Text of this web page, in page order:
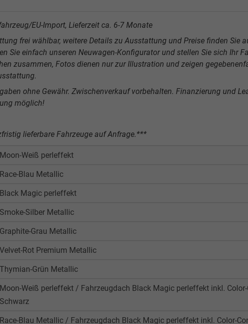
EU-Import, Lieferzeit ca. 6-7 Monate
frei wählbar, weitere Details zu Ausstattung und Preise finden Sie
Sie einfach unseren Neuwagen-Konfigurator und stellen Sie sich Ihr
zusammen, Fotos dienen nur zur Illustration und zeigen
ohne Gewähr. Zwischenverkauf vorbehalten. Finanzierung und
möglich!
lieferbare Fahrzeuge auf Anfrage.***
Moon-Weiß perleffekt
Race-Blau Metallic
Black Magic perleffekt
Smoke-Silber Metallic
Graphite-Grau Metallic
Velvet-Rot Premium Metallic
Thymian-Grün Metallic
Moon-Weiß perleffekt / Fahrzeugdach Black Magic perleffekt inkl.
Schwarz
Race-Blau Metallic / Fahrzeugdach Black Magic perleffekt inkl. Color-